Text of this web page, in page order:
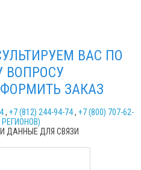
ВАС ПО
ВОПРОСУ
ЗАКАЗ
, +7 (812) 244-94-74, +7 (800) 707-62-
ДАННЫЕ ДЛЯ СВЯЗИ